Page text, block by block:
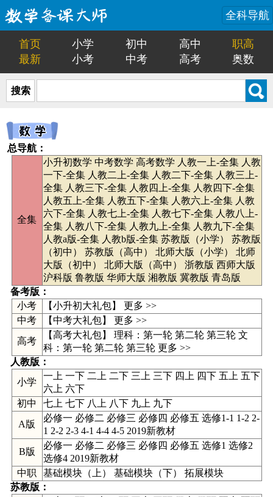
全科导航
首页 小学 初中 高中
职高
最新
小考 中考 高考 奥数
搜索
总导航：
全集
小升初数学 中考数学 高考数学 人教一上-全集 人教
一下-全集 人教二上-全集 人教二下-全集 人教三上-
全集 人教三下-全集 人教四上-全集 人教四下-全集
人教五上-全集 人教五下-全集 人教六上-全集 人教
六下-全集 人教七上-全集 人教七下-全集 人教八上-
全集 人教八下-全集 人教九上-全集 人教九下-全集
人教a版-全集 人教b版-全集 苏教版（小学）
苏教版
（初中）
苏教版（高中） 北师大版（小学）
北师
大版（初中）
北师大版（高中） 浙教版 西师大版
沪科版 鲁教版 华师大版 湘教版 冀教版 青岛版
备考版：
小考
【小升初大礼包】 更多 >>
中考
【中考大礼包】 更多 >>
高考
【高考大礼包】 理科： 第一轮 第二轮 第三轮文
科： 第一轮 第二轮 第三轮 更多 >>
人教版 ：
小学
一上 一下 二上 二下 三上 三下 四上 四下 五上 五下
六上 六下
初中
七上 七下 八上 八下 九上 九下
A版
必修一 必修二 必修三 必修四 必修五 选修1-1 1-2 2-
1 2-2 2-3 4-1 4-4 4-5 2019新教材
B版
必修一 必修二 必修三 必修四 必修五 选修1 选修2
选修4 2019新教材
中职
基础模块（上） 基础模块（下） 拓展模块
苏教版 ：